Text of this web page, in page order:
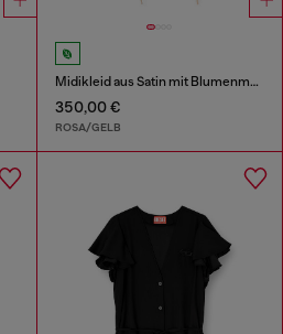
Midikleid aus Satin mit Blumenmuster und Spitzenbesatz
350,00 €
ROSA/GELB